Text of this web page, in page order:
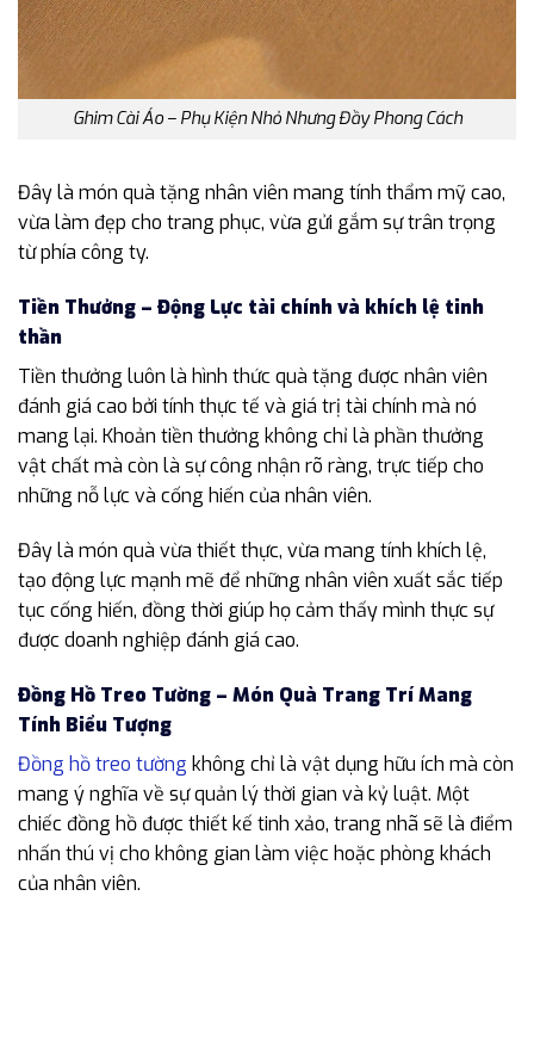
Ghim Cài Áo – Phụ Kiện Nhỏ Nhưng Đầy Phong Cách
Đây là món quà tặng nhân viên mang tính thẩm mỹ cao,
vừa làm đẹp cho trang phục, vừa gửi gắm sự trân trọng
từ phía công ty.
Tiền Thưởng – Động Lực tài chính và khích lệ tinh
thần
Tiền thưởng luôn là hình thức quà tặng được nhân viên
đánh giá cao bởi tính thực tế và giá trị tài chính mà nó
mang lại. Khoản tiền thưởng không chỉ là phần thưởng
vật chất mà còn là sự công nhận rõ ràng, trực tiếp cho
những nỗ lực và cống hiến của nhân viên.
Đây là món quà vừa thiết thực, vừa mang tính khích lệ,
tạo động lực mạnh mẽ để những nhân viên xuất sắc tiếp
tục cống hiến, đồng thời giúp họ cảm thấy mình thực sự
được doanh nghiệp đánh giá cao.
Đồng Hồ Treo Tường – Món Quà Trang Trí Mang
Tính Biểu Tượng
Đồng hồ treo tường không chỉ là vật dụng hữu ích mà còn
mang ý nghĩa về sự quản lý thời gian và kỷ luật. Một
chiếc đồng hồ được thiết kế tinh xảo, trang nhã sẽ là điểm
nhấn thú vị cho không gian làm việc hoặc phòng khách
của nhân viên.